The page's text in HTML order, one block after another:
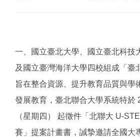
一、國立臺北大學、國立臺北科技
及國立臺灣海洋大學四校組成「臺
旨在整合資源、提升教育品質與學
發展教育，臺北聯合大學系統特於
（星期四） 起徵件「北聯大 U-
賽」提案計畫書，誠摯邀請全國大